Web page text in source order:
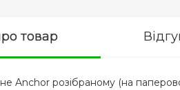
товар
Anchor розібраному (на